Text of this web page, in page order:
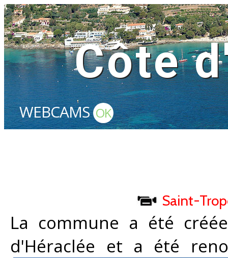
Côte
WEBCAMSOK
Saint-
La commune a été
d'Héraclée et a été